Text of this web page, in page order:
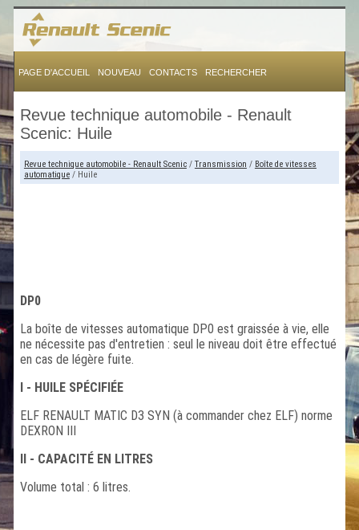
PAGE D'ACCUEIL NOUVEAU CONTACTS RECHERCHER
Revue technique automobile - Renault
Scenic: Huile
Revue technique automobile - Renault Scenic/ Transmission / Boîte de vitesses
automatique/ Huile
DP0
La boîte de vitesses automatique DP0 est graissée à vie, elle
ne nécessite pas d'entretien : seul le niveau doit être effectué
en cas de légère fuite.
I - HUILE SPÉCIFIÉE
ELF RENAULT MATIC D3 SYN (à commander chez ELF) norme
DEXRON III
II - CAPACITÉ EN LITRES
Volume total : 6 litres.